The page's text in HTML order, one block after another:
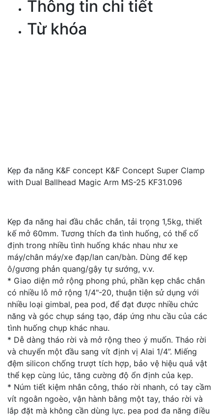
Thông tin chi tiết
Từ khóa
Kẹp đa năng K&F concept K&F Concept Super Clamp
with Dual Ballhead Magic Arm MS-25 KF31.096
Kẹp đa năng hai đầu chắc chắn, tải trọng 1,5kg, thiết
kế mở 60mm. Tương thích đa tình huống, có thể cố
định trong nhiều tình huống khác nhau như xe
máy/chân máy/xe đạp/lan can/bàn. Dùng để kẹp
ô/gương phản quang/gậy tự sướng, v.v.
* Giao diện mở rộng phong phú, phần kẹp chắc chắn
có nhiều lỗ mở rộng 1/4"-20, thuận tiện sử dụng với
nhiều loại gimbal, pea pod, để đạt được nhiều chức
năng và góc chụp sáng tạo, đáp ứng nhu cầu của các
tình huống chụp khác nhau.
* Dễ dàng tháo rời và mở rộng theo ý muốn. Tháo rời
và chuyển một đầu sang vít định vị Alai 1/4”. Miếng
đệm silicon chống trượt tích hợp, bảo vệ hiệu quả vật
thể kẹp cùng lúc, tăng cường độ ổn định của kẹp.
* Núm tiết kiệm nhân công, tháo rời nhanh, có tay cầm
vít ngoằn ngoèo, vận hành bằng một tay, tháo rời và
lắp đặt mà không cần dùng lực. pea pod đa năng điều